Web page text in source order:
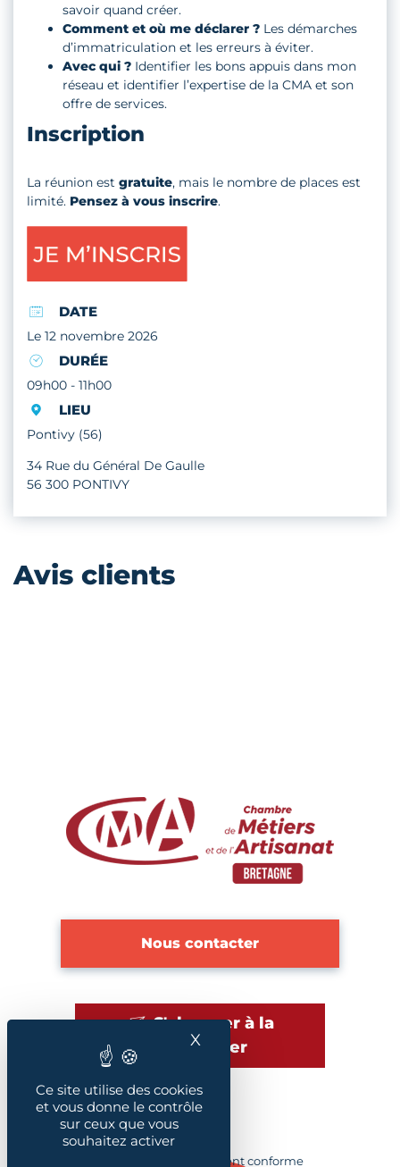
Ce site utilise des cookies
et vous donne le contrôle
sur ceux que vous
souhaitez activer
X Masquer le bandeau
savoir quand créer.
Comment et où me déclarer ? Les démarches
d’immatriculation et les erreurs à éviter.
Avec qui ? Identifier les bons appuis dans mon
réseau et identifier l’expertise de la CMA et son
offre de services.
Inscription
La réunion est gratuite, mais le nombre de places est
limité. Pensez à vous inscrire.
DATE
Le 12 novembre 2026
DURÉE
09h00 - 11h00
LIEU
Pontivy (56)
34 Rue du Général De Gaulle
56 300 PONTIVY
Avis clients
Nous contacter
S'abonner à la
newsletter
Accessibilité : Partiellement conforme